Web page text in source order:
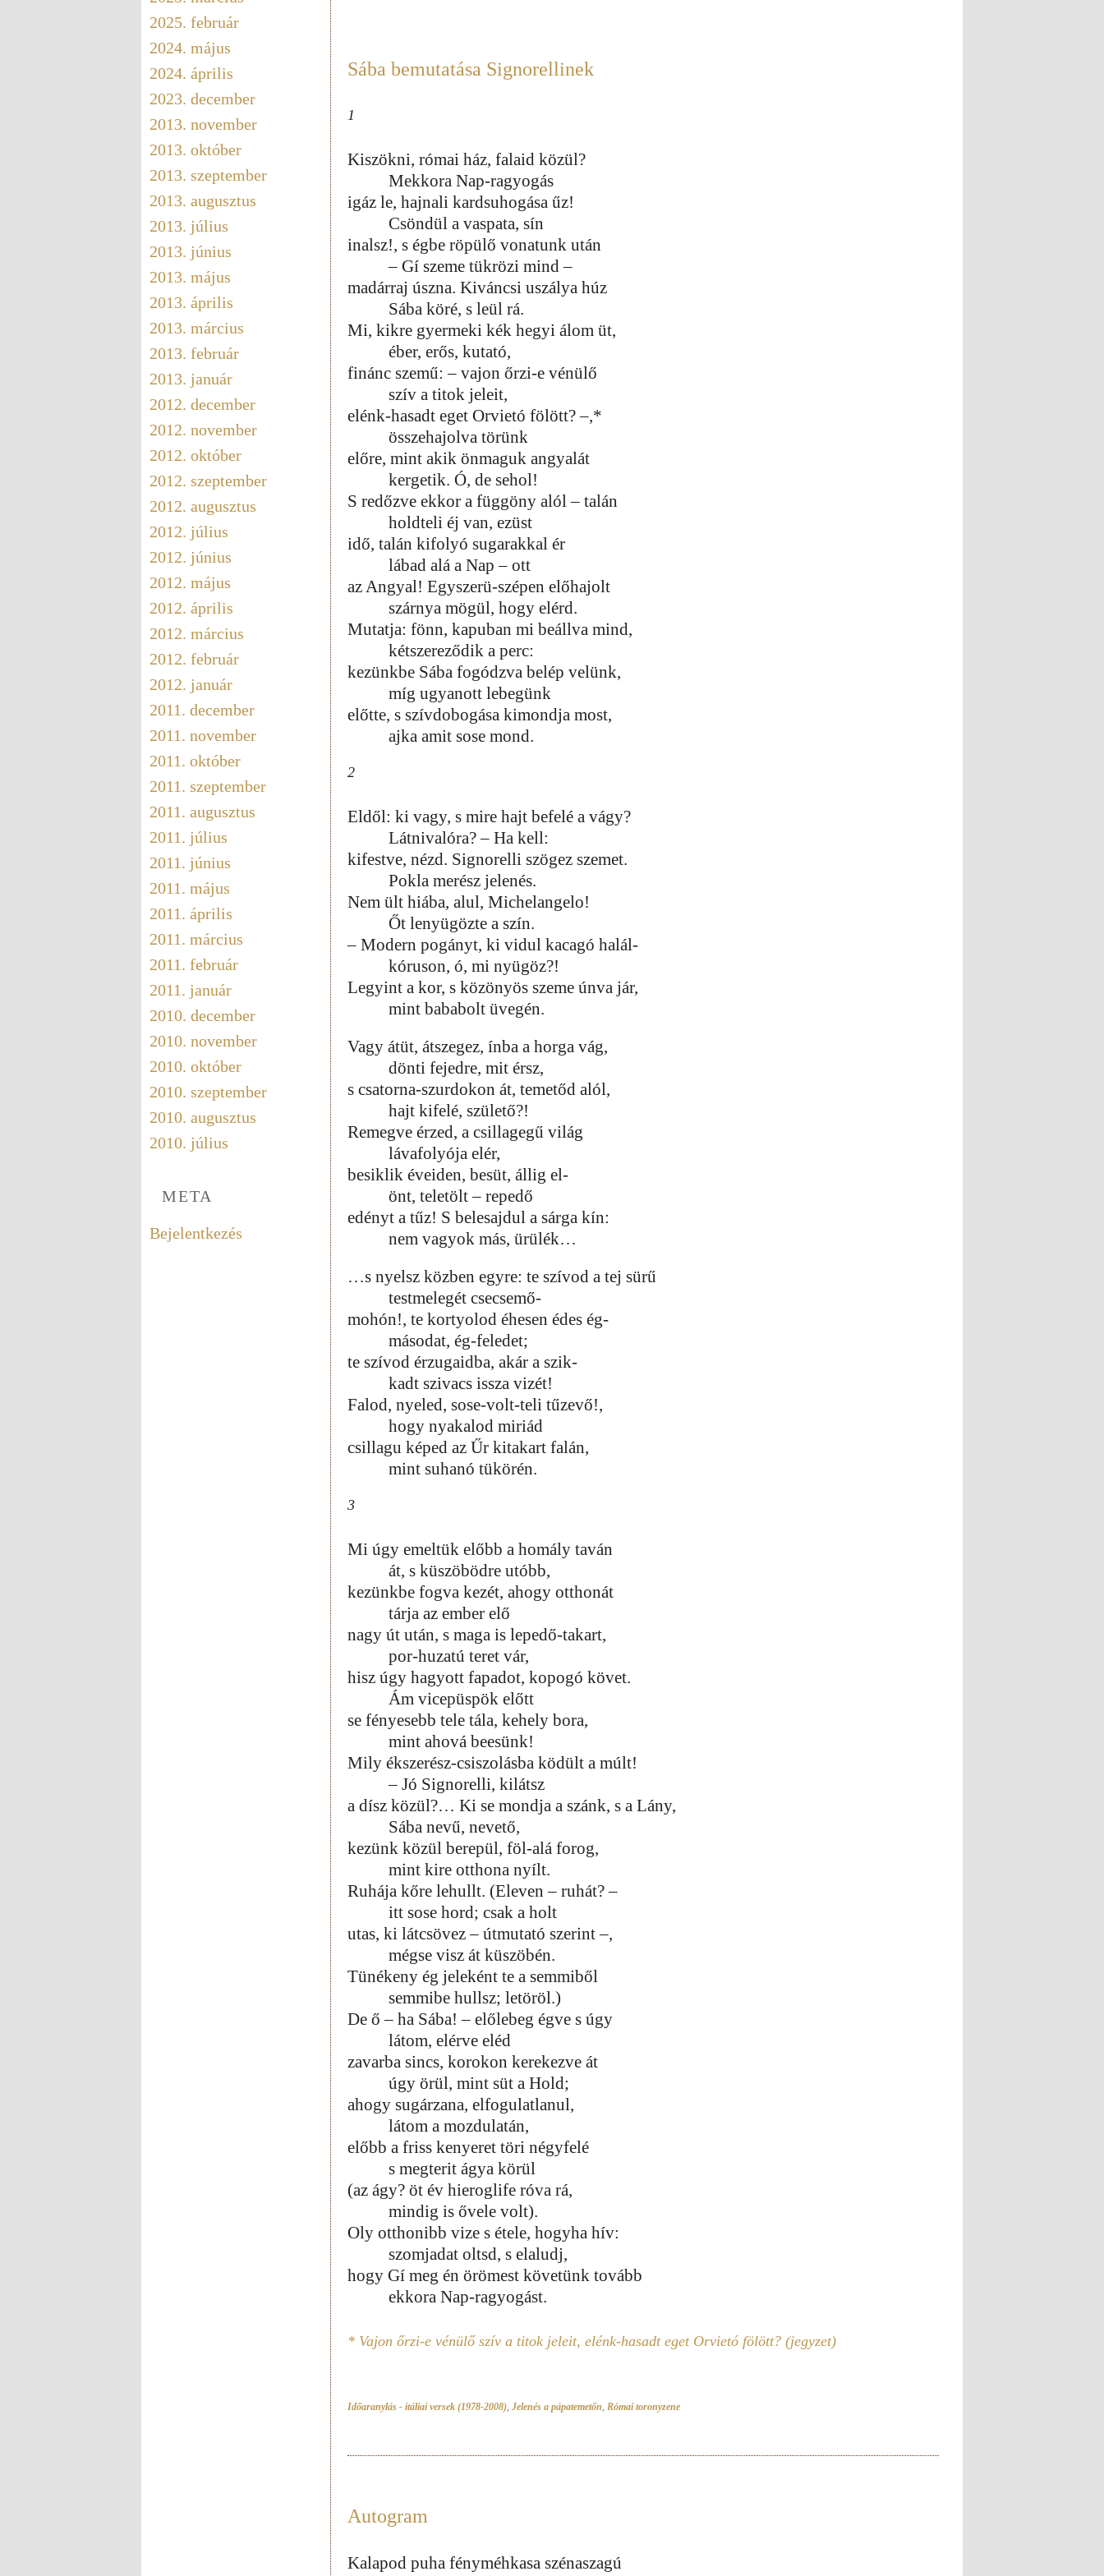
Sába bemutatása Signorellinek
1
Kiszökni, római ház, falaid közül?
Mekkora Nap-ragyogás
igáz le, hajnali kardsuhogása űz!
Csöndül a vaspata, sín
inalsz!, s égbe röpülő vonatunk után
– Gí szeme tükrözi mind –
madárraj úszna. Kiváncsi uszálya húz
Sába köré, s leül rá.
Mi, kikre gyermeki kék hegyi álom üt,
éber, erős, kutató,
finánc szemű: – vajon őrzi-e vénülő
szív a titok jeleit,
elénk-hasadt eget Orvietó fölött? –,*
összehajolva törünk
előre, mint akik önmaguk angyalát
kergetik. Ó, de sehol!
S redőzve ekkor a függöny alól – talán
holdteli éj van, ezüst
idő, talán kifolyó sugarakkal ér
lábad alá a Nap – ott
az Angyal! Egyszerü-szépen előhajolt
szárnya mögül, hogy elérd.
Mutatja: fönn, kapuban mi beállva mind,
kétszereződik a perc:
kezünkbe Sába fogódzva belép velünk,
míg ugyanott lebegünk
előtte, s szívdobogása kimondja most,
ajka amit sose mond.
2
Eldől: ki vagy, s mire hajt befelé a vágy?
Látnivalóra? – Ha kell:
kifestve, nézd. Signorelli szögez szemet.
Pokla merész jelenés.
Nem ült hiába, alul, Michelangelo!
Őt lenyügözte a szín.
– Modern pogányt, ki vidul kacagó halál-
kóruson, ó, mi nyügöz?!
Legyint a kor, s közönyös szeme únva jár,
mint bababolt üvegén.
Vagy átüt, átszegez, ínba a horga vág,
dönti fejedre, mit érsz,
s csatorna-szurdokon át, temetőd alól,
hajt kifelé, születő?!
Remegve érzed, a csillagegű világ
lávafolyója elér,
besiklik éveiden, besüt, állig el-
önt, teletölt – repedő
edényt a tűz! S belesajdul a sárga kín:
nem vagyok más, ürülék…
…s nyelsz közben egyre: te szívod a tej sürű
testmelegét csecsemő-
mohón!, te kortyolod éhesen édes ég-
másodat, ég-feledet;
te szívod érzugaidba, akár a szik-
kadt szivacs issza vizét!
Falod, nyeled, sose-volt-teli tűzevő!,
hogy nyakalod miriád
csillagu képed az Űr kitakart falán,
mint suhanó tükörén.
3
Mi úgy emeltük előbb a homály taván
át, s küszöbödre utóbb,
kezünkbe fogva kezét, ahogy otthonát
tárja az ember elő
nagy út után, s maga is lepedő-takart,
por-huzatú teret vár,
hisz úgy hagyott fapadot, kopogó követ.
Ám vicepüspök előtt
se fényesebb tele tála, kehely bora,
mint ahová beesünk!
Mily ékszerész-csiszolásba ködült a múlt!
– Jó Signorelli, kilátsz
a dísz közül?… Ki se mondja a szánk, s a Lány,
Sába nevű, nevető,
kezünk közül berepül, föl-alá forog,
mint kire otthona nyílt.
Ruhája kőre lehullt. (Eleven – ruhát? –
itt sose hord; csak a holt
utas, ki látcsövez – útmutató szerint –,
mégse visz át küszöbén.
Tünékeny ég jeleként te a semmiből
semmibe hullsz; letöröl.)
De ő – ha Sába! – előlebeg égve s úgy
látom, elérve eléd
zavarba sincs, korokon kerekezve át
úgy örül, mint süt a Hold;
ahogy sugárzana, elfogulatlanul,
látom a mozdulatán,
előbb a friss kenyeret töri négyfelé
s megterit ágya körül
(az ágy? öt év hieroglife róva rá,
mindig is ővele volt).
Oly otthonibb vize s étele, hogyha hív:
szomjadat oltsd, s elaludj,
hogy Gí meg én örömest követünk tovább
ekkora Nap-ragyogást.
* Vajon őrzi-e vénülő szív a titok jeleit, elénk-hasadt eget Orvietó fölött? (jegyzet)
Időaranylás - itáliai versek (1978-2008), Jelenés a pápatemetőn, Római toronyzene
Autogram
Kalapod puha fényméhkasa szénaszagú
2025. február
2024. május
2024. április
2023. december
2013. november
2013. október
2013. szeptember
2013. augusztus
2013. július
2013. június
2013. május
2013. április
2013. március
2013. február
2013. január
2012. december
2012. november
2012. október
2012. szeptember
2012. augusztus
2012. július
2012. június
2012. május
2012. április
2012. március
2012. február
2012. január
2011. december
2011. november
2011. október
2011. szeptember
2011. augusztus
2011. július
2011. június
2011. május
2011. április
2011. március
2011. február
2011. január
2010. december
2010. november
2010. október
2010. szeptember
2010. augusztus
2010. július
META
Bejelentkezés